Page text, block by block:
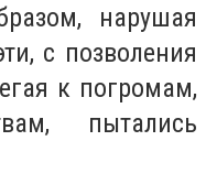
нарушая
с позволения
к погромам,
пытались